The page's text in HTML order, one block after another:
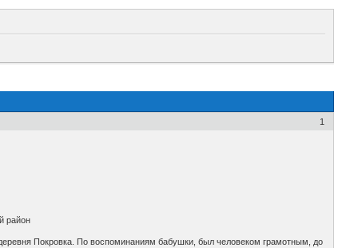
1
район
Покровка. По воспоминаниям бабушки, был человеком грамотным, до